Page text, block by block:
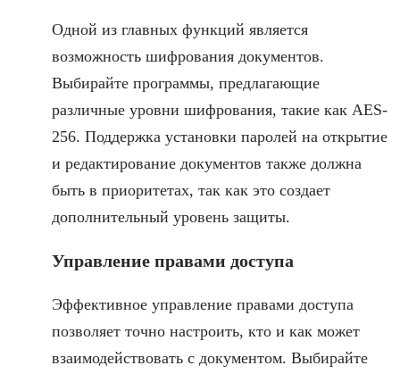
Одной из главных функций является
возможность шифрования документов.
Выбирайте программы, предлагающие
различные уровни шифрования, такие как AES-
256. Поддержка установки паролей на открытие
и редактирование документов также должна
быть в приоритетах, так как это создает
дополнительный уровень защиты.
Управление правами доступа
Эффективное управление правами доступа
позволяет точно настроить, кто и как может
взаимодействовать с документом. Выбирайте